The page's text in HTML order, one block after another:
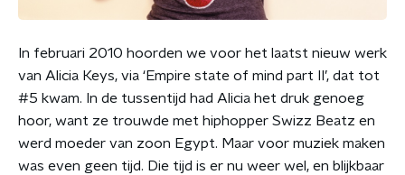
In februari 2010 hoorden we voor het laatst nieuw werk
van Alicia Keys, via ‘Empire state of mind part II’, dat tot
#5 kwam. In de tussentijd had Alicia het druk genoeg
hoor, want ze trouwde met hiphopper Swizz Beatz en
werd moeder van zoon Egypt. Maar voor muziek maken
was even geen tijd. Die tijd is er nu weer wel, en blijkbaar